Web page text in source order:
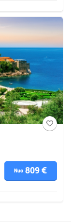
Nuo 809 €